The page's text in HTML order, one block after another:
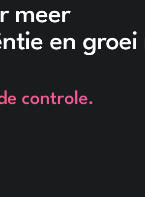
meer
en groei
controle.